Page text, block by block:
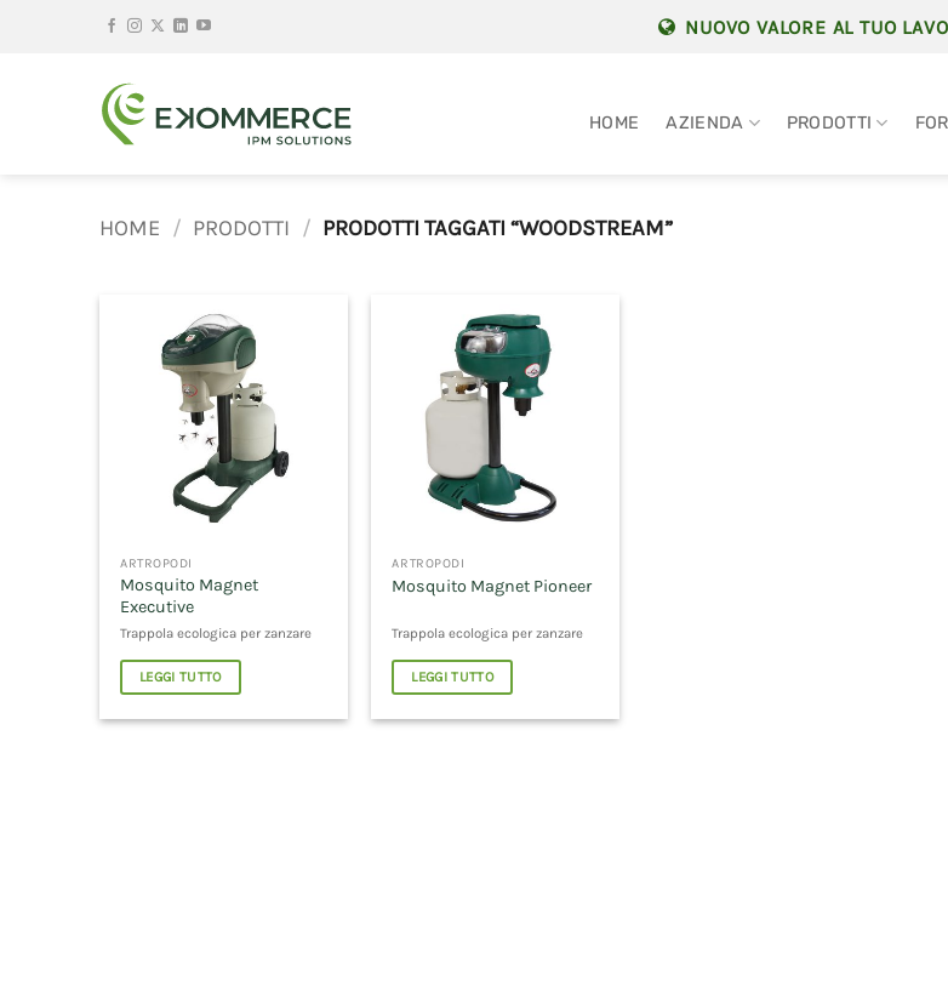
NUOVO VALORE AL TUO
HOME AZIENDA PRODOTTI
HOME / PRODOTTI / PRODOTTI TAGGATI “WOODSTREAM”
ARTROPODI
Mosquito Magnet
Executive
Trappola ecologica per zanzare
LEGGI TUTTO
ARTROPODI
Mosquito Magnet Pioneer
Trappola ecologica per zanzare
LEGGI TUTTO